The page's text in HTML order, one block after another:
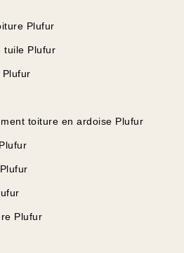
Plufur
tuile Plufur
toiture en ardoise Plufur
Plufur